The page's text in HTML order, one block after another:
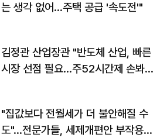
는 생각 없어…주택 공급 '속도전'"
김정관 산업장관 "반도체 산업, 빠른
시장 선점 필요…주52시간제 손봐
"집값보다 전월세가 더 불안해질 수
도"…전문가들, 세제개편안 부작용